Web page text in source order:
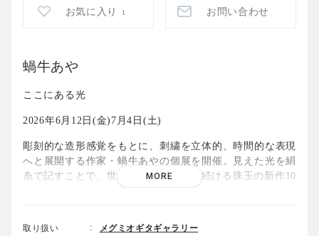
お気に入り 1 お問い合わせ
蝸牛あや
ここにある光
2026年6月12日(金)7月4日(土)
彫刻的な造形感覚をもとに、刺繍を立体的、時間的な表現
へと展開する作家・蝸牛あやの個展を開催。見えた光を絹
糸で記すことで、世界の美しさを伝え続ける珠玉の新作10
MORE
取り扱い
メグミオギタギャラリー